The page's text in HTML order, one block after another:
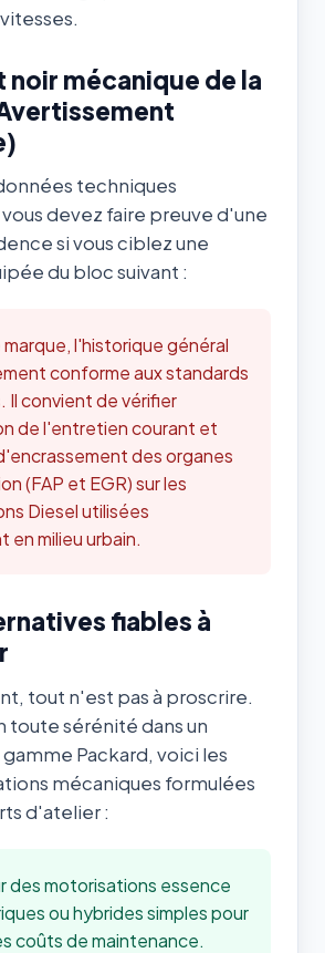
noir mécanique de la
techniques
devez faire preuve d'une
si vous ciblez une
du bloc suivant :
l'historique général
conforme aux standards
Il convient de vérifier
de l'entretien courant et
des organes
(FAP et EGR) sur les
Diesel utilisées
en milieu urbain.
fiables à
tout n'est pas à proscrire.
toute sérénité dans un
Packard, voici les
mécaniques formulées
d'atelier :
des motorisations essence
ou hybrides simples pour
coûts de maintenance.